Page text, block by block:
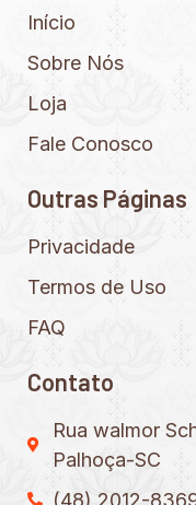
Início
Sobre Nós
Loja
Fale Conosco
Outras Páginas
Privacidade
Termos de Uso
FAQ
Contato
Rua walmor
Palhoça-SC
(48) 2012-